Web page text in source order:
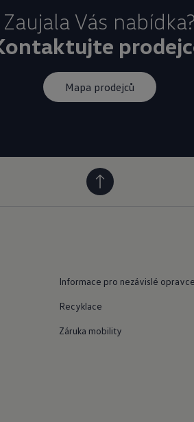
Mapa prodejců
Informace pro nezávislé opravce
Recyklace
Záruka mobility